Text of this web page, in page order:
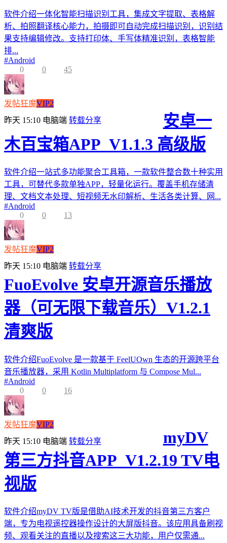
软件介绍一体化智能扫描识别工具，集成文字提取、表格解
析、拍照翻译核心能力，拍摄即可自动完成扫描识别，识别结
果支持编辑修改。支持打印体、手写体精准识别，表格智能
排...
#Android
0
0 45
发帖狂魔VIP2
昨天 15:10 电脑端 转载分享
安卓一
木百宝箱APP_V1.1.3 高级版
软件介绍一站式多功能聚合工具箱，一款软件整合数十种实用
工具，可替代多款单独APP，轻量化运行。覆盖手机存储清
理、文档文本处理、短视频无水印解析、生活各类计算、网...
#Android
0
0 13
发帖狂魔VIP2
昨天 15:10 电脑端 转载分享
FuoEvolve 安卓开源音乐播放
器（可无限下载音乐）V1.2.1
清爽版
软件介绍FuoEvolve 是一款基于 FeelUOwn 生态的开源跨平台
音乐播放器，采用 Kotlin Multiplatform 与 Compose Mul...
#Android
0
0 16
发帖狂魔VIP2
昨天 15:10 电脑端 转载分享
myDV
第三方抖音APP_V1.2.19 TV电
视版
软件介绍myDV TV版是借助AI技术开发的抖音第三方客户
端，专为电视遥控器操作设计的大屏版抖音。该应用具备刷视
频、观看关注的直播以及搜索这三大功能，用户仅需通...